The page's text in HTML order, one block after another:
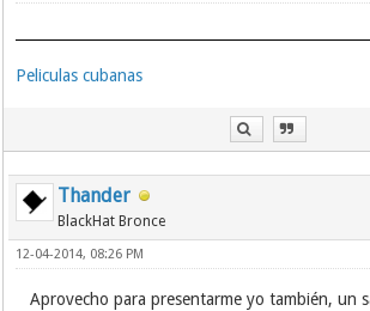
Peliculas cubanas
Thander
BlackHat Bronce
12-04-2014, 08:26 PM
Aprovecho para presentarme yo también, un